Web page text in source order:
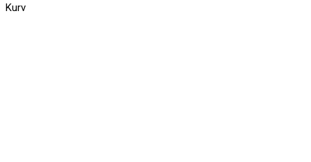
Kurv